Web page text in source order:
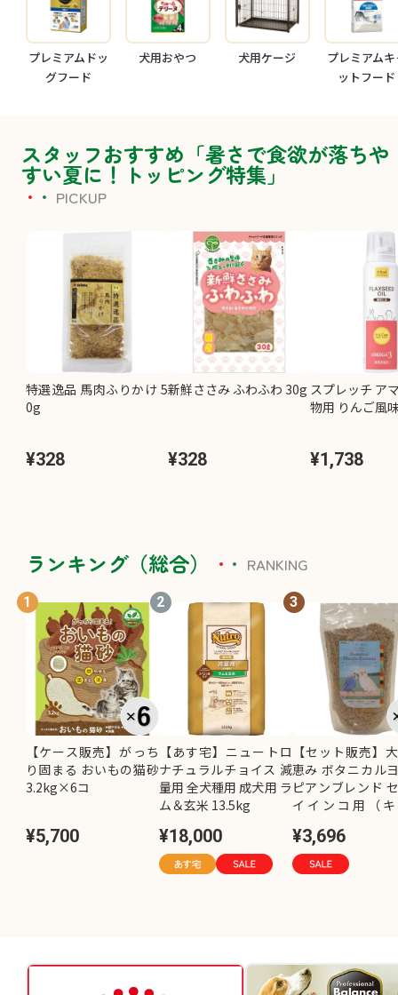
プレミアムドッ
グフード
犬用おやつ 犬用ケージ
プレミアム
ットフード
スタッフおすすめ「暑さで食欲が落ちや
すい夏に！トッピング特集」
PICKUP
特選逸品 馬肉ふりかけ 5
0g
¥328
新鮮ささみ ふわふわ 30g
¥328
スプレッチ ア
物用 りんご風
¥1,738
ランキング（総合） RANKING
1
【ケース販売】がっち
り固まる おいもの猫砂
3.2kg×6コ
¥5,700
2
【あす宅】ニュートロ
ナチュラルチョイス 減
量用 全犬種用 成犬用 ラ
ム＆玄米 13.5kg
¥18,000
3
【セット販売】
恵み ボタニカル
ピアンブレンド
イインコ用（
¥3,696